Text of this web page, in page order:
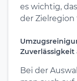
es wichtig,
der Zielregion
Zuverlässigkeit
Bei der